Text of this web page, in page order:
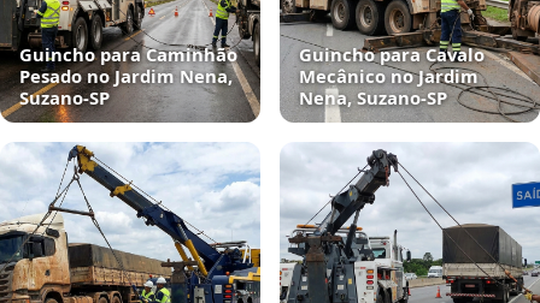
Guincho para Caminhão
Pesado no Jardim Nena,
Suzano‑SP
Guincho para Cavalo
Mecânico no Jardim
Nena, Suzano‑SP